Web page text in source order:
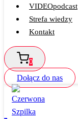
VIDEOpodcast
Strefa wiedzy
Kontakt
0
Dołącz do nas